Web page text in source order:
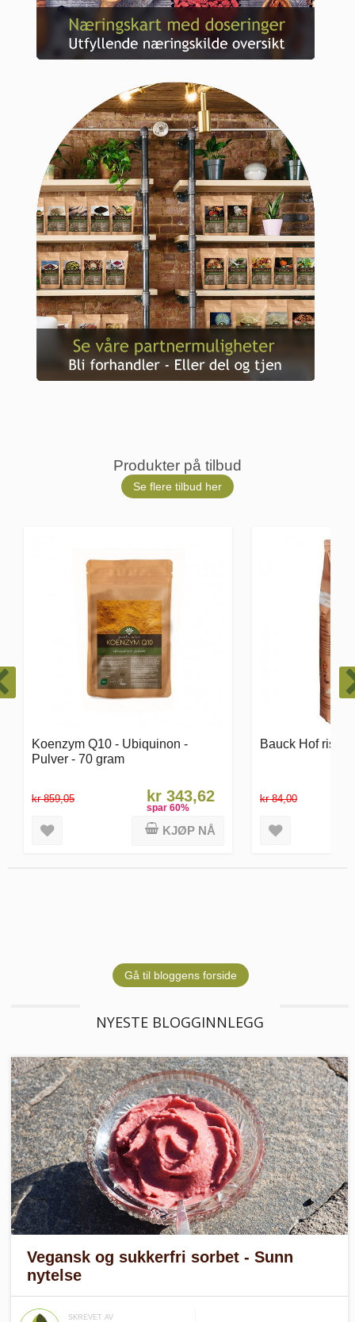
Produkter på tilbud
Se flere tilbud her
Bauck Hof rismel fullkorn 500 g
kr 84,00 kr 33,60
spar60
KJØP NÅ
Deilige Gojibær
kr 230,00
Gå til bloggens forside
NYESTE BLOGGINNLEGG
Vegansk og sukkerfri sorbet - Sunn
nytelse
SKREVET AV